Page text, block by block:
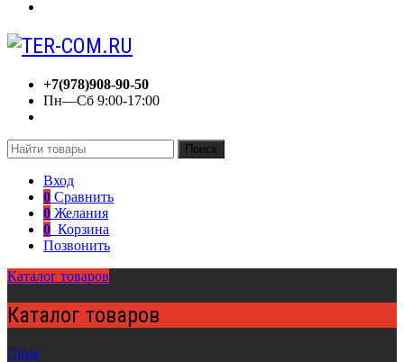
+7(978)908-90-50
Пн—Сб 9:00-17:00
Поиск
Вход
0 Сравнить
0 Желания
0 Корзина
Позвонить
Каталог товаров
Каталог товаров
Close